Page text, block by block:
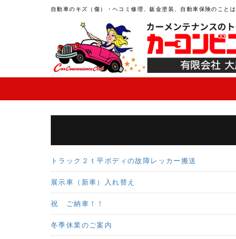
自動車のキズ（傷）・ヘコミ修理、鈑金塗装、自動車保険のこと
トラック２ｔ平ボディの故障レッカー搬送
展示車（新車）入れ替え
祝 ご納車！！
冬季休業のご案内